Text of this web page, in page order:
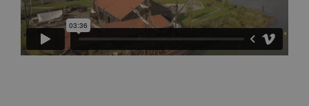
BCSessionID vilans.blueconic.net